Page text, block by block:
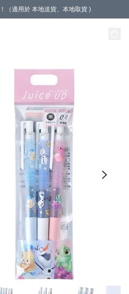
（適用於 本地送貨、本地取貨 )